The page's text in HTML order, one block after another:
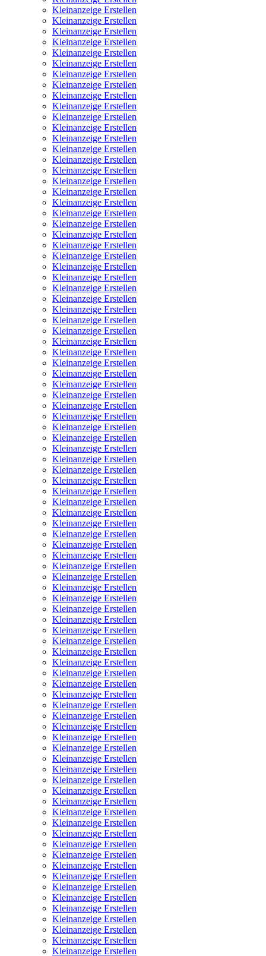
Kleinanzeige Erstellen
Kleinanzeige Erstellen
Kleinanzeige Erstellen
Kleinanzeige Erstellen
Kleinanzeige Erstellen
Kleinanzeige Erstellen
Kleinanzeige Erstellen
Kleinanzeige Erstellen
Kleinanzeige Erstellen
Kleinanzeige Erstellen
Kleinanzeige Erstellen
Kleinanzeige Erstellen
Kleinanzeige Erstellen
Kleinanzeige Erstellen
Kleinanzeige Erstellen
Kleinanzeige Erstellen
Kleinanzeige Erstellen
Kleinanzeige Erstellen
Kleinanzeige Erstellen
Kleinanzeige Erstellen
Kleinanzeige Erstellen
Kleinanzeige Erstellen
Kleinanzeige Erstellen
Kleinanzeige Erstellen
Kleinanzeige Erstellen
Kleinanzeige Erstellen
Kleinanzeige Erstellen
Kleinanzeige Erstellen
Kleinanzeige Erstellen
Kleinanzeige Erstellen
Kleinanzeige Erstellen
Kleinanzeige Erstellen
Kleinanzeige Erstellen
Kleinanzeige Erstellen
Kleinanzeige Erstellen
Kleinanzeige Erstellen
Kleinanzeige Erstellen
Kleinanzeige Erstellen
Kleinanzeige Erstellen
Kleinanzeige Erstellen
Kleinanzeige Erstellen
Kleinanzeige Erstellen
Kleinanzeige Erstellen
Kleinanzeige Erstellen
Kleinanzeige Erstellen
Kleinanzeige Erstellen
Kleinanzeige Erstellen
Kleinanzeige Erstellen
Kleinanzeige Erstellen
Kleinanzeige Erstellen
Kleinanzeige Erstellen
Kleinanzeige Erstellen
Kleinanzeige Erstellen
Kleinanzeige Erstellen
Kleinanzeige Erstellen
Kleinanzeige Erstellen
Kleinanzeige Erstellen
Kleinanzeige Erstellen
Kleinanzeige Erstellen
Kleinanzeige Erstellen
Kleinanzeige Erstellen
Kleinanzeige Erstellen
Kleinanzeige Erstellen
Kleinanzeige Erstellen
Kleinanzeige Erstellen
Kleinanzeige Erstellen
Kleinanzeige Erstellen
Kleinanzeige Erstellen
Kleinanzeige Erstellen
Kleinanzeige Erstellen
Kleinanzeige Erstellen
Kleinanzeige Erstellen
Kleinanzeige Erstellen
Kleinanzeige Erstellen
Kleinanzeige Erstellen
Kleinanzeige Erstellen
Kleinanzeige Erstellen
Kleinanzeige Erstellen
Kleinanzeige Erstellen
Kleinanzeige Erstellen
Kleinanzeige Erstellen
Kleinanzeige Erstellen
Kleinanzeige Erstellen
Kleinanzeige Erstellen
Kleinanzeige Erstellen
Kleinanzeige Erstellen
Kleinanzeige Erstellen
Kleinanzeige Erstellen
Kleinanzeige Erstellen